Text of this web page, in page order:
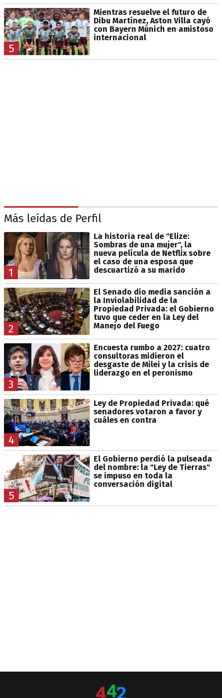
5
Mientras resuelve el futuro de
Dibu Martínez, Aston Villa cayó
con Bayern Múnich en amistoso
internacional
Más leídas de Perfil
1
La historia real de "Elize:
Sombras de una mujer", la
nueva película de Netflix sobre
el caso de una esposa que
descuartizó a su marido
2
El Senado dio media sanción a
la Inviolabilidad de la
Propiedad Privada: el Gobierno
tuvo que ceder en la Ley del
Manejo del Fuego
3
Encuesta rumbo a 2027: cuatro
consultoras midieron el
desgaste de Milei y la crisis de
liderazgo en el peronismo
4
Ley de Propiedad Privada: qué
senadores votaron a favor y
cuáles en contra
5
El Gobierno perdió la pulseada
del nombre: la "Ley de Tierras"
se impuso en toda la
conversación digital